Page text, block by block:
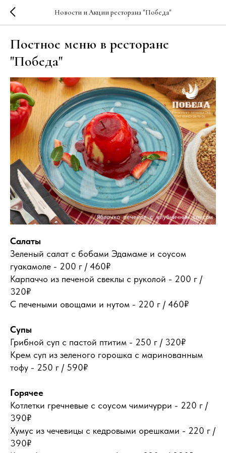
Новости и Акции ресторана "Победа"
Постное меню в ресторане
"Победа"
Салаты
Зеленый салат с бобами Эдамаме и соусом
гуакамоле - 200 г / 460₽
Карпаччо из печеной свеклы с руколой - 200 г /
320₽
С печеными овощами и нутом - 220 г / 460₽
Супы
Грибной суп с пастой птитим - 250 г / 320₽
Крем суп из зеленого горошка с маринованным
тофу - 250 г / 590₽
Горячее
Котлетки гречневые с соусом чимичурри - 220 г /
390₽
Хумус из чечевицы с кедровыми орешками - 220 г /
390₽